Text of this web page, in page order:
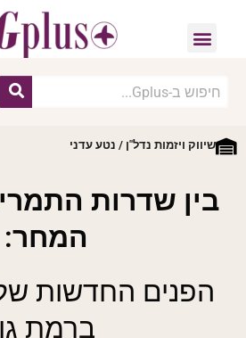
שיווק ויזמות נדל"ן / נטע עדני
בין שדרות
המחר:
הפנים החדשות
ברמת גן